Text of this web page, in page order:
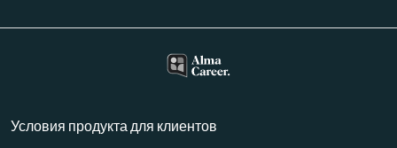
Условия продукта для клиентов